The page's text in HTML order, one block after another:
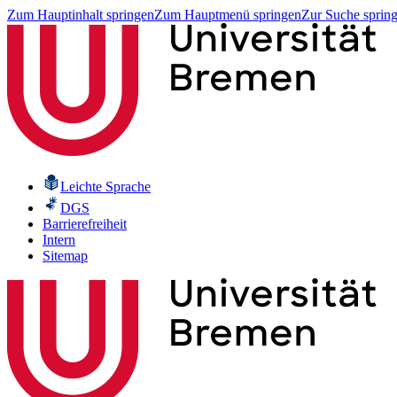
Zum Hauptinhalt springenZum Hauptmenü springenZur Suche
Leichte Sprache
DGS
Barrierefreiheit
Intern
Sitemap